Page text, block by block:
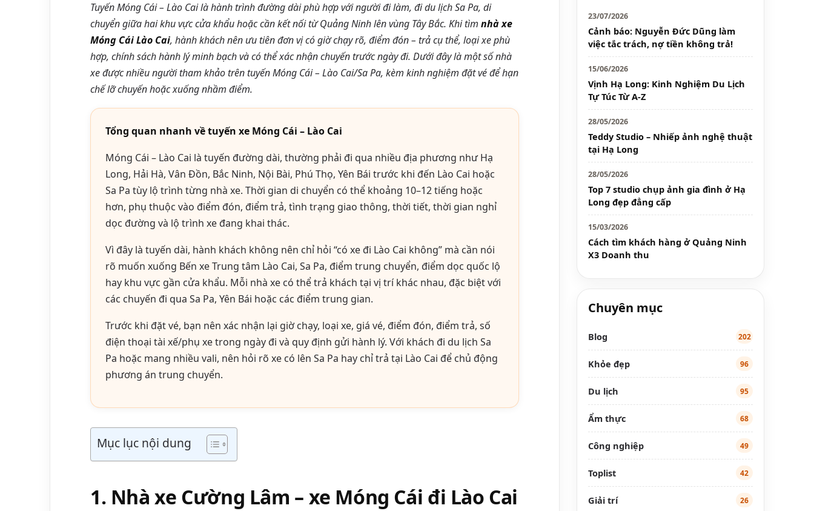
Tuyến Móng Cái – Lào Cai là hành trình đường dài phù hợp với người đi làm, đi du lịch Sa Pa, di
chuyển giữa hai khu vực cửa khẩu hoặc cần kết nối từ Quảng Ninh lên vùng Tây Bắc. Khi tìm nhà xe
Móng Cái Lào Cai, hành khách nên ưu tiên đơn vị có giờ chạy rõ, điểm đón – trả cụ thể, loại xe phù
hợp, chính sách hành lý minh bạch và có thể xác nhận chuyến trước ngày đi. Dưới đây là một số nhà
xe được nhiều người tham khảo trên tuyến Móng Cái – Lào Cai/Sa Pa, kèm kinh nghiệm đặt vé để hạn
chế lỡ chuyến hoặc xuống nhầm điểm.
Tổng quan nhanh về tuyến xe Móng Cái – Lào Cai
Móng Cái – Lào Cai là tuyến đường dài, thường phải đi qua nhiều địa phương như Hạ
Long, Hải Hà, Vân Đồn, Bắc Ninh, Nội Bài, Phú Thọ, Yên Bái trước khi đến Lào Cai hoặc
Sa Pa tùy lộ trình từng nhà xe. Thời gian di chuyển có thể khoảng 10–12 tiếng hoặc
hơn, phụ thuộc vào điểm đón, điểm trả, tình trạng giao thông, thời tiết, thời gian nghỉ
dọc đường và lộ trình xe đang khai thác.
Vì đây là tuyến dài, hành khách không nên chỉ hỏi “có xe đi Lào Cai không” mà cần nói
rõ muốn xuống Bến xe Trung tâm Lào Cai, Sa Pa, điểm trung chuyển, điểm dọc quốc lộ
hay khu vực gần cửa khẩu. Mỗi nhà xe có thể trả khách tại vị trí khác nhau, đặc biệt với
các chuyến đi qua Sa Pa, Yên Bái hoặc các điểm trung gian.
Trước khi đặt vé, bạn nên xác nhận lại giờ chạy, loại xe, giá vé, điểm đón, điểm trả, số
điện thoại tài xế/phụ xe trong ngày đi và quy định gửi hành lý. Với khách đi du lịch Sa
Pa hoặc mang nhiều vali, nên hỏi rõ xe có lên Sa Pa hay chỉ trả tại Lào Cai để chủ động
phương án trung chuyển.
Mục lục nội dung
1. Nhà xe Cường Lâm – xe Móng Cái đi Lào Cai
23/07/2026
Cảnh báo: Nguyễn Đức Dũng làm
việc tắc trách, nợ tiền không trả!
15/06/2026
Vịnh Hạ Long: Kinh Nghiệm Du Lịch
Tự Túc Từ A-Z
28/05/2026
Teddy Studio – Nhiếp ảnh nghệ thuật
tại Hạ Long
28/05/2026
Top 7 studio chụp ảnh gia đình ở Hạ
Long đẹp đẳng cấp
15/03/2026
Cách tìm khách hàng ở Quảng Ninh
X3 Doanh thu
Chuyên mục
Blog 202
Khỏe đẹp 96
Du lịch 95
Ẩm thực 68
Công nghiệp 49
Toplist 42
Giải trí 26